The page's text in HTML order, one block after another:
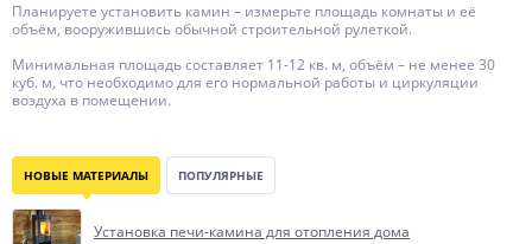
Планируете установить камин – измерьте площадь комнаты и её
объём, вооружившись обычной строительной рулеткой.
Минимальная площадь составляет 11-12 кв. м, объём – не менее 30
куб. м, что необходимо для его нормальной работы и циркуляции
воздуха в помещении.
НОВЫЕ МАТЕРИАЛЫ ПОПУЛЯРНЫЕ
Установка печи-камина для отопления дома